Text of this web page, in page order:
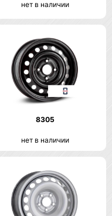
нет в наличии
8305
нет в наличии